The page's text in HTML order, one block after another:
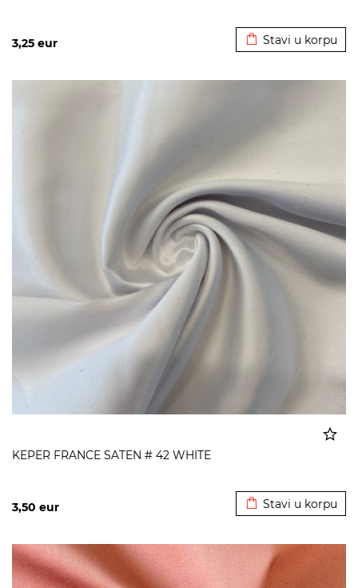
3,25 eur Stavi u korpu
KEPER FRANCE SATEN # 42 WHITE
3,50 eur Stavi u korpu